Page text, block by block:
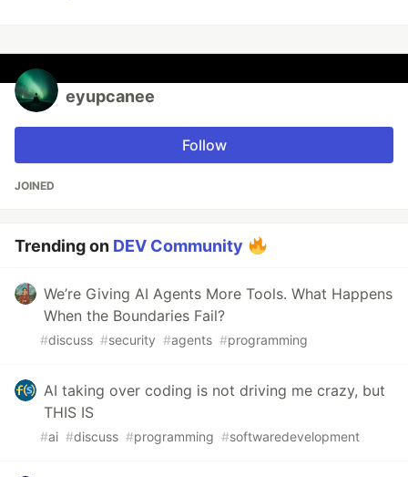
eyupcanee
Follow
JOINED
Trending on DEV Community
We’re Giving AI Agents More Tools. What Happens
When the Boundaries Fail?
#discuss #security #agents #programming
AI taking over coding is not driving me crazy, but
THIS IS
#ai #discuss #programming #softwaredevelopment